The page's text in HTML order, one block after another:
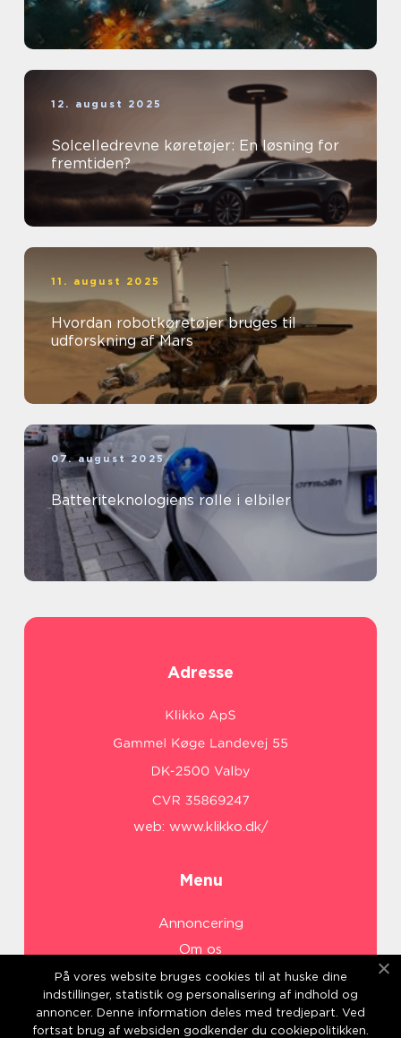
12. august 2025
Solcelledrevne køretøjer: En løsning for
fremtiden?
11. august 2025
Hvordan robotkøretøjer bruges til
udforskning af Mars
07. august 2025
Batteriteknologiens rolle i elbiler
Adresse
web: www.klikko.dk/
Menu
Annoncering
Om os
Cookies
Kontakt os
Sitemap
På vores website bruges cookies til at huske dine
indstillinger, statistik og personalisering af indhold og
annoncer. Denne information deles med tredjepart. Ved
fortsat brug af websiden godkender du cookiepolitikken.